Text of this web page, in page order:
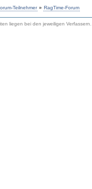
Teilnehmer » RagTime-Forum
liegen bei den jeweiligen